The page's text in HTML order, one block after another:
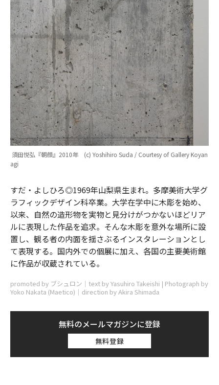
須田悦弘『朝顔』2010年 (c) Yoshihiro Suda / Courtesy of Gallery Koyan
agi
すだ・よしひろ◎1969年山梨県生まれ。多摩美術大学グ
ラフィックデザイン科卒業。大学在学中に木彫を始め、
以来、自然の造形物を実物と見分けがつかないほどリア
ルに表現した作品を追求。そんな木彫を意外な場所に設
置し、観る者の内面を揺さぶるインスタレーションとし
て表現する。国内外での個展に加え、各国の主要美術館
に作品が収蔵されている。
promoted by ブシュロン｜text by Yasuhiro Takeishi | Photograph by
Yoko Nakata (Maetico)｜direction by Akira Shimada
無料のメールマガジンに登録
無料登録